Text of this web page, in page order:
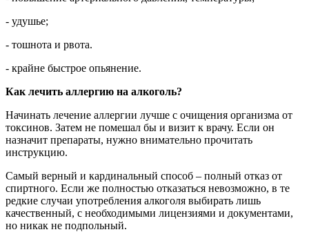
- удушье;
- тошнота и рвота.
- крайне быстрое опьянение.
Как лечить аллергию на алкоголь?
Начинать лечение аллергии лучше с очищения организма от
токсинов. Затем не помешал бы и визит к врачу. Если он
назначит препараты, нужно внимательно прочитать
инструкцию.
Самый верный и кардинальный способ – полный отказ от
спиртного. Если же полностью отказаться невозможно, в те
редкие случаи употребления алкоголя выбирать лишь
качественный, с необходимыми лицензиями и документами,
но никак не подпольный.